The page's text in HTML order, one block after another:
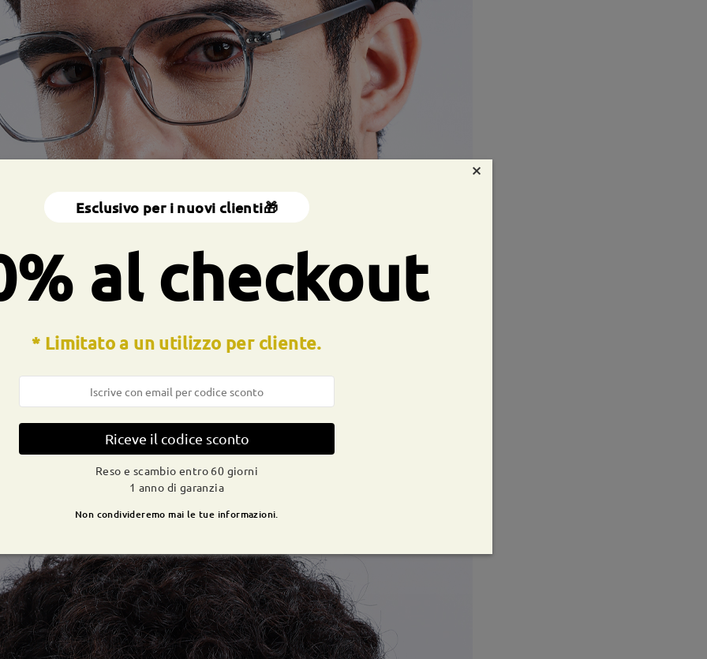
×
Esclusivo per i nuovi clienti🎁
al checkout
* Limitato a un utilizzo per cliente.
Riceve il codice sconto
Reso e scambio entro 60 giorni
1 anno di garanzia
Non condivideremo mai le tue informazioni.